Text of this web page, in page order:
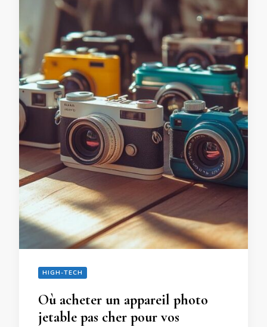
HIGH-TECH
Où acheter un appareil photo
jetable pas cher pour vos